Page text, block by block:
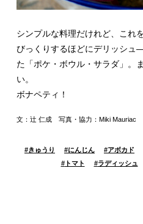
シンプルな料理だけれど、これ
びっくりするほどにデリッシュ
た「ポケ・ボウル・サラダ」。
い。
ボナペティ！
文：辻 仁成 写真・協力：Miki Mauriac
#きゅうり #にんじん #アボカド
#トマト #ラディッシュ